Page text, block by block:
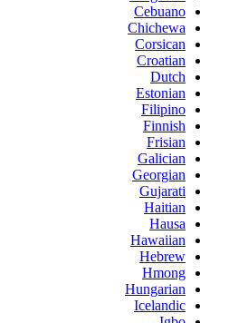
Cebuano
Chichewa
Corsican
Croatian
Dutch
Estonian
Filipino
Finnish
Frisian
Galician
Georgian
Gujarati
Haitian
Hausa
Hawaiian
Hebrew
Hmong
Hungarian
Icelandic